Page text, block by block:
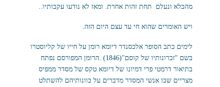
מהכלא ונעלם תחת זהות אחרת. ומאז לא נודעו עקבותיו..
ויש האומרים שהוא חי עד עצם היום הזה.
לימים כתב הסופר אלכסנדר דיומא רומן על חייו של קליוסטרו
בשם "זכרונותיו של קוסם"(1846) .הרומן המפורסם נפתח
בתיאור דרמטי פרי דמיונו של דיומא טקס של מסדר ממפיס
מצריים שבו אנשי המסדר מדברים על כוונותיהם להשתלט